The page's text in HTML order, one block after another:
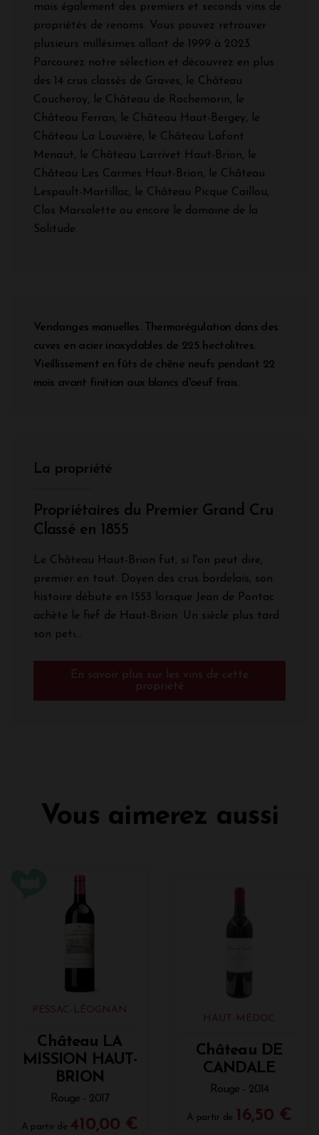
mais également des premiers et seconds vins de
propriétés de renoms. Vous pouvez retrouver
plusieurs millésimes allant de 1999 à 2023.
Parcourez notre sélection et découvrez en plus
des 14 crus classés de Graves, le Château
Coucheroy, le Château de Rochemorin, le
Château Ferran, le Château Haut-Bergey, le
Château La Louvière, le Château Lafont
Menaut, le Château Larrivet Haut-Brion, le
Château Les Carmes Haut-Brion, le Château
Lespault-Martillac, le Château Picque Caillou,
Clos Marsalette ou encore le domaine de la
Solitude.
Vendanges manuelles. Thermorégulation dans des
cuves en acier inoxydables de 225 hectolitres.
Vieillissement en fûts de chêne neufs pendant 22
mois avant finition aux blancs d'oeuf frais.
La propriété
Propriétaires du Premier Grand Cru
Classé en 1855
Le Château Haut-Brion fut, si l'on peut dire,
premier en tout. Doyen des crus bordelais, son
histoire débute en 1553 lorsque Jean de Pontac
achète le fief de Haut-Brion. Un siècle plus tard
son peti...
En savoir plus sur les vins de cette
propriété
Vous aimerez aussi
PESSAC-LÉOGNAN
Château LA
MISSION HAUT-
BRION
Rouge - 2017
A partir de 410,00 €
HAUT-MÉDOC
Château DE
CANDALE
Rouge - 2014
A partir de 16,50 €